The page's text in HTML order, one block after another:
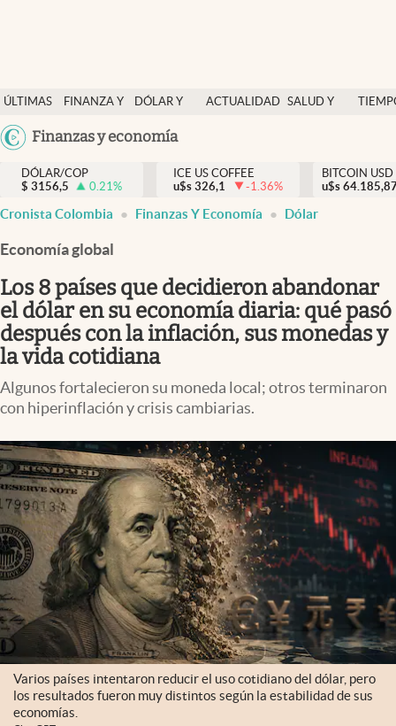
ÚLTIMAS
NOTICIAS
FINANZA Y
DÓLAR Y
ACTUALIDAD SALUD Y
México
Finanzas y economía
Salud y nutrición
Vida espiritual
Actualidad
Colombia
DÓLAR/COP
$ 3156,5 0.21%
ICE US COFFEE
u$s 326,1 -1.36%
BITCOIN USD
u$s
Cronista Colombia Finanzas Y Economía Dólar
Economía global
Los 8 países que decidieron abandonar
el dólar en su economía diaria: qué pasó
después con la inflación, sus monedas y
la vida cotidiana
Algunos fortalecieron su moneda local; otros terminaron
con hiperinflación y crisis cambiarias.
Varios países intentaron reducir el uso cotidiano del dólar, pero
los resultados fueron muy distintos según la estabilidad de sus
economías.